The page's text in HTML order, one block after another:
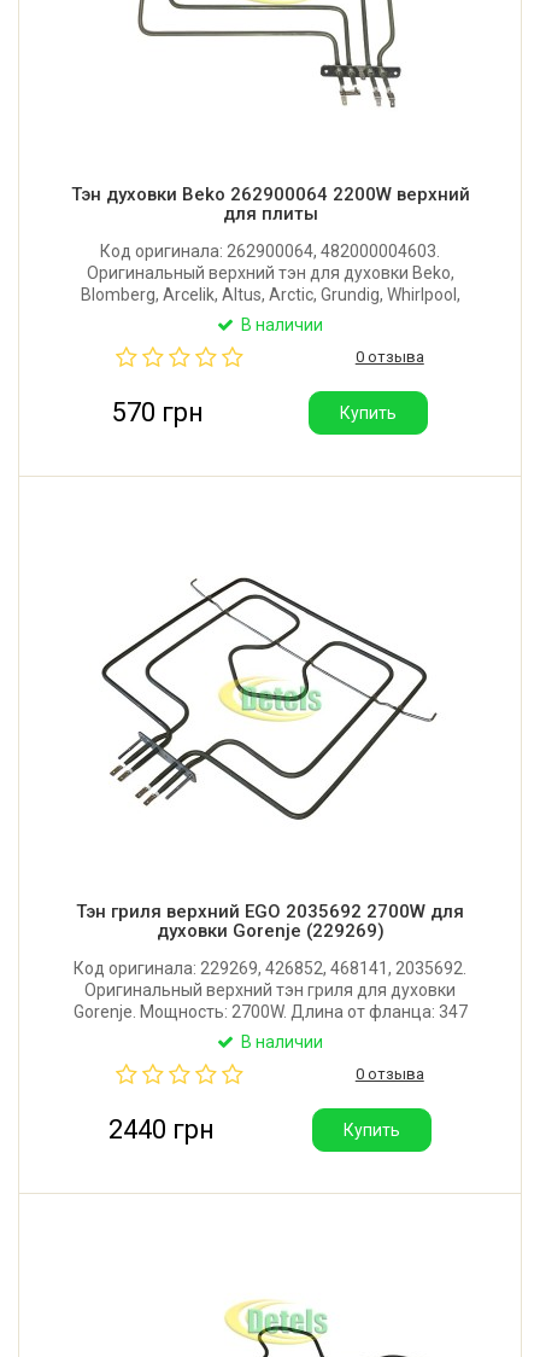
Тэн духовки Beko 262900064 2200W верхний
для плиты
Код оригинала: 262900064, 482000004603.
Оригинальный верхний тэн для духовки Beko,
Blomberg, Arcelik, Altus, Arctic, Grundig, Whirlpool,
Privileg. Длина с клеммами: 360 мм. Ширина: 338 мм.
SKL-Sahterm (Турция).
В наличии
0 отзыва
570 грн Купить
Тэн гриля верхний EGO 2035692 2700W для
духовки Gorenje (229269)
Код оригинала: 229269, 426852, 468141, 2035692.
Оригинальный верхний тэн гриля для духовки
Gorenje. Мощность: 2700W. Длина от фланца: 347
мм. Ширина (по трубкам): 366 мм. Фланец: 99х21 мм.
В наличии
0 отзыва
2440 грн Купить